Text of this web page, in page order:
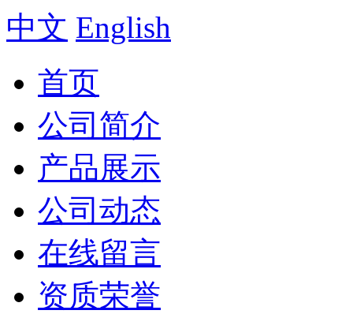
中文 English
首页
公司简介
产品展示
公司动态
在线留言
资质荣誉